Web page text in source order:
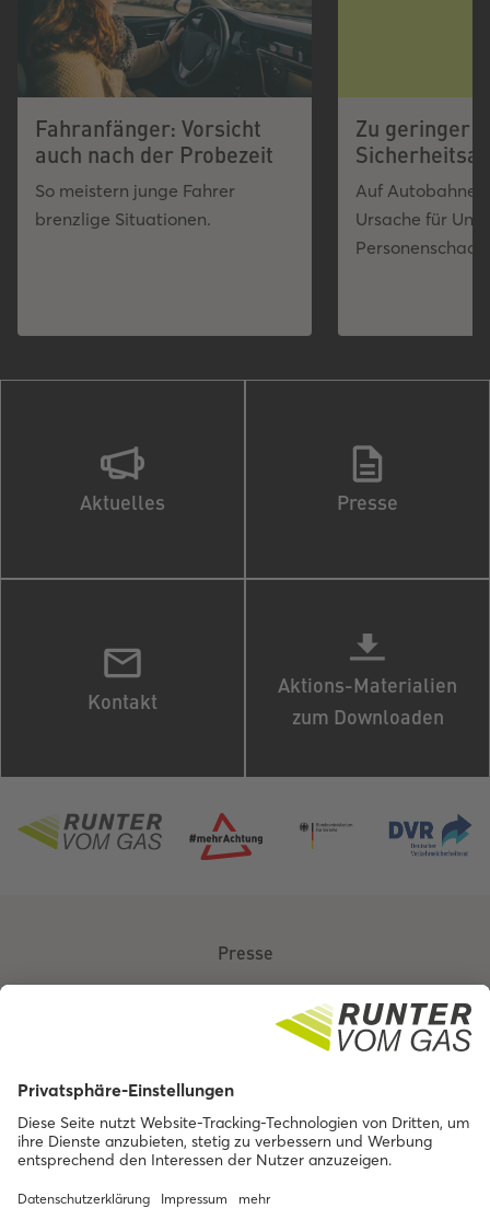
Fahranfänger: Vorsicht
auch nach der Probezeit
So meistern junge Fahrer
brenzlige Situationen.
Zu geringer
Auf
Ursache für
Aktuelles Presse
Kontakt
Aktions-Materialien
zum Downloaden
Presse
Barrierefreiheit